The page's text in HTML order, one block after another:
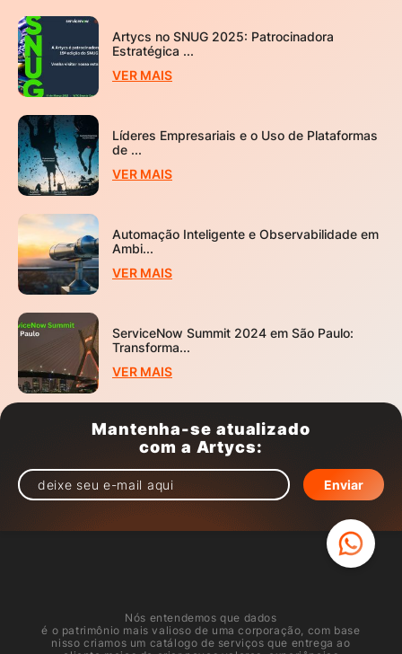
Artycs no SNUG 2025: Patrocinadora
Estratégica ...
VER MAIS
Líderes Empresariais e o Uso de Plataformas
de ...
VER MAIS
Automação Inteligente e Observabilidade em
Ambi...
VER MAIS
ServiceNow Summit 2024 em São Paulo:
Transforma...
VER MAIS
Mantenha-se atualizado
com a Artycs:
Nós entendemos que dados
é o patrimônio mais valioso de uma corporação, com base
nisso criamos um catálogo de serviços que entrega ao